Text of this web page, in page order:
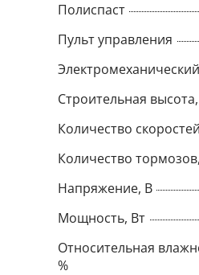
Полиспаст
Пульт управления
Строительная
Количество
Количество
Напряжение, В
Мощность, Вт
Относительная
%